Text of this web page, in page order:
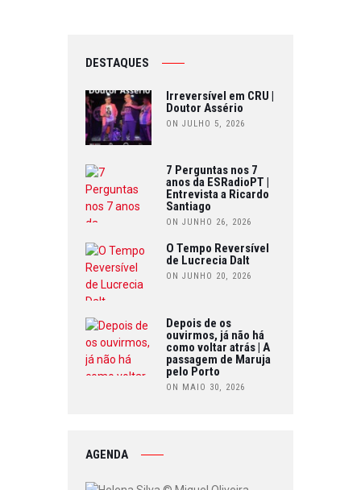
DESTAQUES
Irreversível em CRU |
Doutor Assério
ON JULHO 5, 2026
7 Perguntas nos 7
anos da ESRadioPT |
Entrevista a Ricardo
Santiago
ON JUNHO 26, 2026
O Tempo Reversível
de Lucrecia Dalt
ON JUNHO 20, 2026
Depois de os
ouvirmos, já não há
como voltar atrás | A
passagem de Maruja
pelo Porto
ON MAIO 30, 2026
AGENDA